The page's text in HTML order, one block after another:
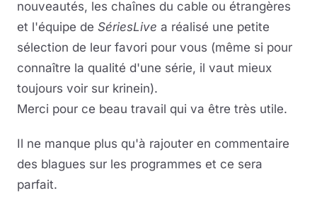
nouveautés, les chaînes du cable ou étrangères
et l'équipe de SériesLive a réalisé une petite
sélection de leur favori pour vous (même si pour
connaître la qualité d'une série, il vaut mieux
toujours voir sur krinein).
Merci pour ce beau travail qui va être très utile.
Il ne manque plus qu'à rajouter en commentaire
des blagues sur les programmes et ce sera
parfait.